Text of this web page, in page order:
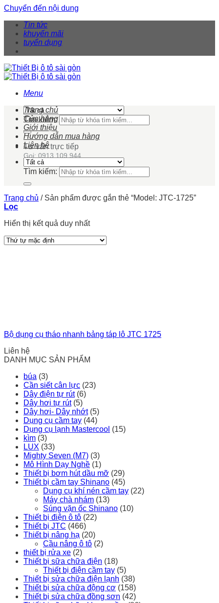
Chuyển đến nội dung
Tin tức
khuyến mãi
tuyển dụng
Menu
Tìm kiếm:
Tư vấn trực tiếp
Gọi: 0913 109 944
Trang chủ
Cửa hàng
Giới thiệu
Hướng dẫn mua hàng
Liên hệ
Tìm kiếm:
Trang chủ /Sản phẩm được gắn thẻ “Model: JTC-1725”
Lọc
Hiển thị kết quả duy nhất
Bộ dụng cụ tháo nhanh bảng táp lô JTC 1725
Liên hệ
DANH MỤC SẢN PHẨM
búa (3)
Cần siết cân lực (23)
Dây điện tự rút (6)
Dây hơi tự rút (5)
Dây hơi- Dây nhớt (5)
Dụng cụ cầm tay (44)
Dụng cụ lạnh Mastercool (15)
kìm (3)
LUX (33)
Mighty Seven (M7) (3)
Mô Hình Dạy Nghề (1)
Thiết bị bơm hút dầu mỡ (29)
Thiết bị cầm tay Shinano (45)
Dụng cụ khí nén cầm tay (22)
Máy chà nhám (13)
Súng vặn ốc Shinano (10)
Thiết bị điện ô tô (22)
Thiết bị JTC (466)
Thiết bị nâng hạ (20)
Cầu nâng ô tô (2)
thiết bị rửa xe (2)
Thiết bị sữa chữa điện (18)
Thiết bị điện cầm tay (5)
Thiết bị sửa chữa điện lạnh (38)
Thiết bị sửa chữa động cơ (158)
Thiết bị sửa chữa đồng sơn (42)